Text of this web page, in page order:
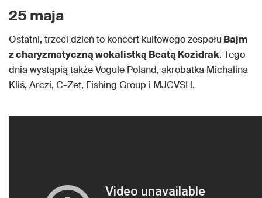
25 maja
Ostatni, trzeci dzień to koncert kultowego zespołu Bajm
z charyzmatyczną wokalistką Beatą Kozidrak. Tego
dnia wystąpią także Vogule Poland, akrobatka Michalina
Kliś, Arczi, C-Zet, Fishing Group i MJCVSH.